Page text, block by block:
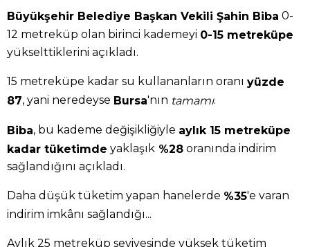
Büyükşehir Belediye Başkan Vekili Şahin Biba 0-
12 metreküp olan birinci kademeyi 0-15 metreküpe
yükselttiklerini açıkladı.
15 metreküpe kadar su kullananların oranı yüzde
87, yani neredeyse Bursa'nın tamamı.
Biba, bu kademe değişikliğiyle aylık 15 metreküpe
kadar tüketimde yaklaşık %28 oranında indirim
sağlandığını açıkladı.
Daha düşük tüketim yapan hanelerde %35'e varan
indirim imkânı sağlandığı...
Aylık 25 metreküp seviyesinde yüksek tüketim